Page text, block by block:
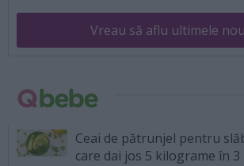
Vreau să aflu ultimele
Ceai de pătrunjel pentru
care dai jos 5 kilograme în 3